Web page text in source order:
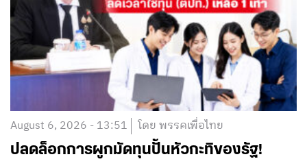
August 6, 2026 - 13:51 โดย พรรคเพื่อไทย
ปลดล็อกการผูกมัดทุนปั้นหัวกะทิของรัฐ!